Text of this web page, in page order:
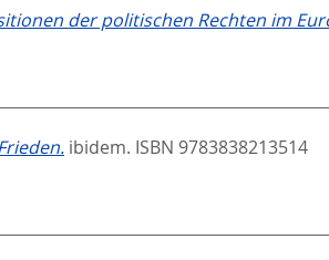
der politischen Rechten im
ibidem. ISBN 9783838213514